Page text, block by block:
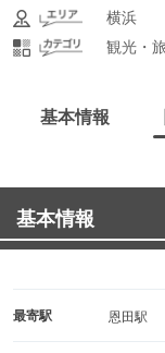
横浜
観光・
基本情報
基本情報
最寄駅 恩田駅